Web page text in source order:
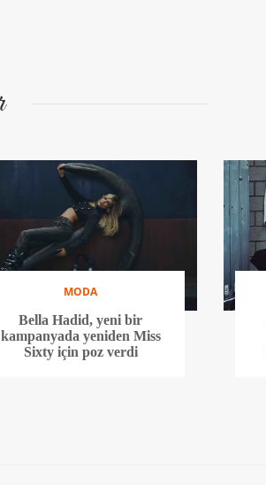
MODA
Bella Hadid, yeni bir
kampanyada yeniden Miss
Sixty için poz verdi